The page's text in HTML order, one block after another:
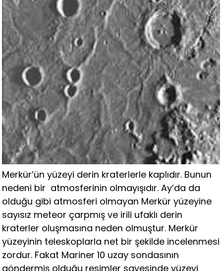
Merkür’ün yüzeyi derin kraterlerle kaplıdır. Bunun
nedeni bir atmosferinin olmayışıdır. Ay’da da
olduğu gibi atmosferi olmayan Merkür yüzeyine
sayısız meteor çarpmış ve irili ufaklı derin
kraterler oluşmasına neden olmuştur. Merkür
yüzeyinin teleskoplarla net bir şekilde incelenmesi
zordur. Fakat Mariner 10 uzay sondasının
göndermiş olduğu resimler sayesinde yüzeyi